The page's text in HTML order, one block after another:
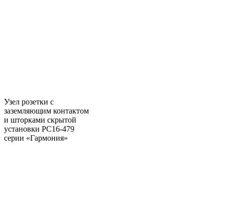
Узел розетки с
заземляющим контактом
и шторками скрытой
установки РС16-479
серии «Гармония»